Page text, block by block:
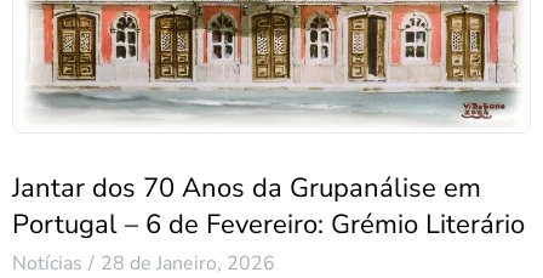
Jantar dos 70 Anos da Grupanálise em
Portugal – 6 de Fevereiro: Grémio Literário
Notícias 28 de Janeiro, 2026